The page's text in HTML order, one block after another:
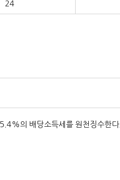
24
의 배당소득세를 원천징수한다.